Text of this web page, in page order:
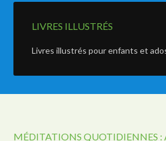
LIVRES ILLUSTRÉS
Livres illustrés pour enfants et
MÉDITATIONS QUOTIDIENNES :